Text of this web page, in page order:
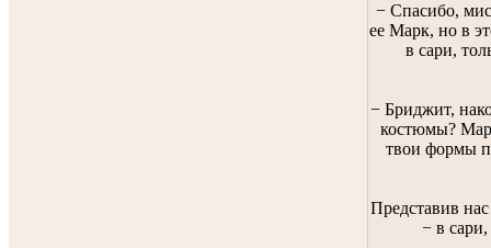
− Спасибо,
ее Марк, но в
в сари,
− Бриджит,
костюмы?
твои формы
Представив
− в